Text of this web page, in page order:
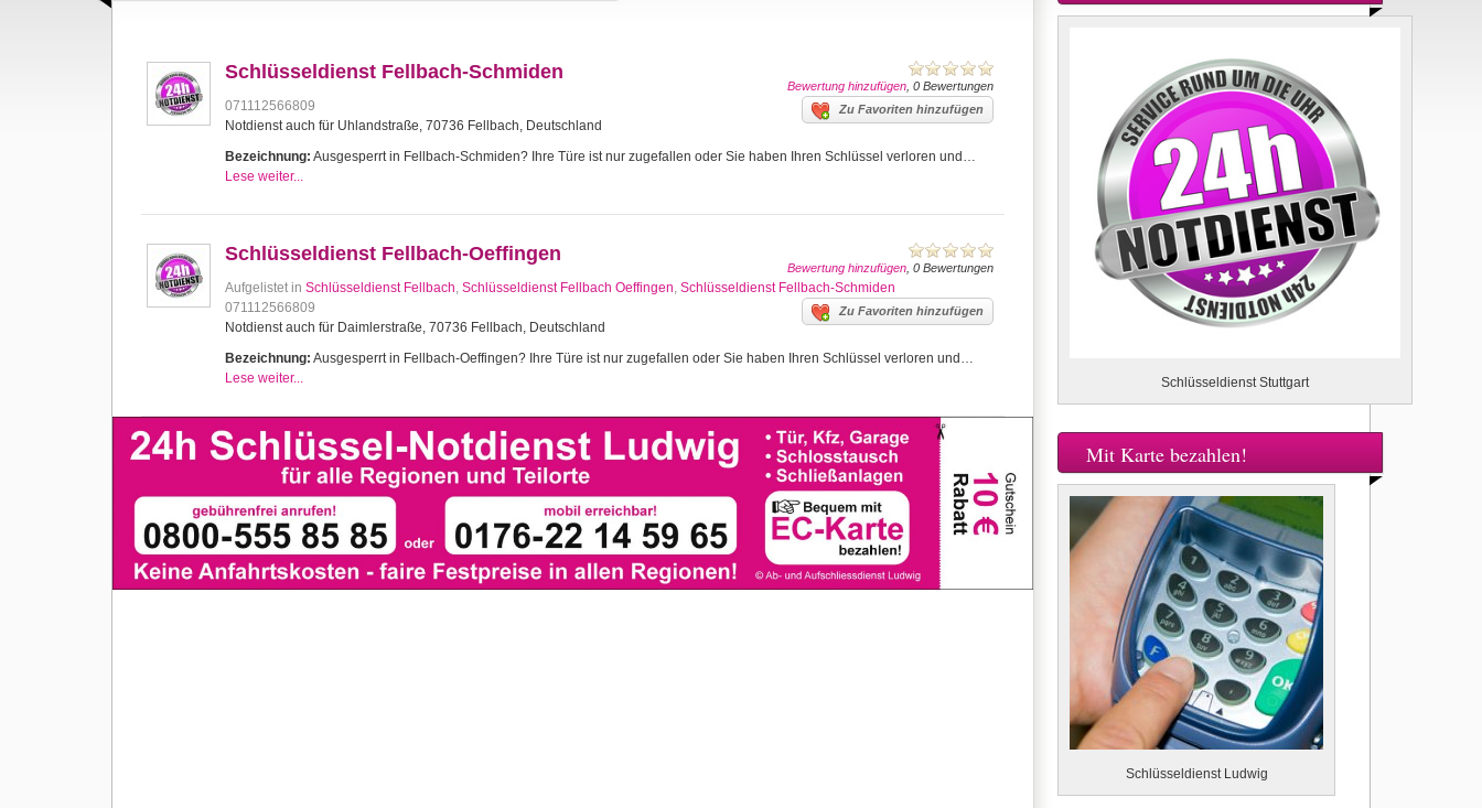
Bewertung hinzufügen , 0 Bewertungen
Schlüsseldienst Fellbach-Schmiden
Zu Favoriten hinzufügen
071112566809
Notdienst auch für Uhlandstraße, 70736 Fellbach, Deutschland
Bezeichnung: Ausgesperrt in Fellbach-Schmiden? Ihre Türe ist nur zugefallen oder Sie haben Ihren Schlüssel verloren und…
Lese weiter...
Bewertung hinzufügen , 0 Bewertungen
Schlüsseldienst Fellbach-Oeffingen
Aufgelistet in Schlüsseldienst Fellbach, Schlüsseldienst Fellbach Oeffingen, Schlüsseldienst Fellbach-Schmiden
Zu Favoriten hinzufügen
071112566809
Notdienst auch für Daimlerstraße, 70736 Fellbach, Deutschland
Bezeichnung: Ausgesperrt in Fellbach-Oeffingen? Ihre Türe ist nur zugefallen oder Sie haben Ihren Schlüssel verloren und…
Lese weiter...
Schlüsseldienst Stuttgart
Mit Karte bezahlen!
Schlüsseldienst Ludwig